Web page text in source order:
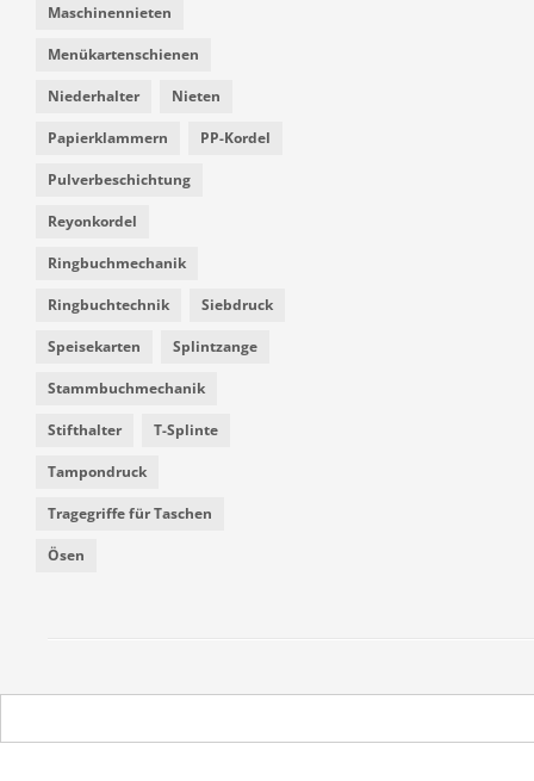
Maschinennieten
Menükartenschienen
Niederhalter Nieten
Papierklammern PP-Kordel
Pulverbeschichtung
Reyonkordel
Ringbuchmechanik
Ringbuchtechnik Siebdruck
Speisekarten Splintzange
Stammbuchmechanik
Stifthalter T-Splinte
Tampondruck
Tragegriffe für Taschen
Ösen